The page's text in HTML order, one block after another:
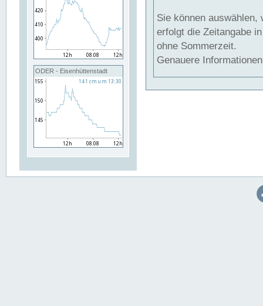
ODER - Eisenhüttenstadt
Sie können auswählen,
erfolgt die Zeitangabe
ohne Sommerzeit.
Genauere